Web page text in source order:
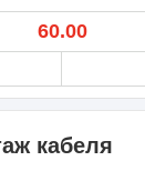
60.00
кабеля